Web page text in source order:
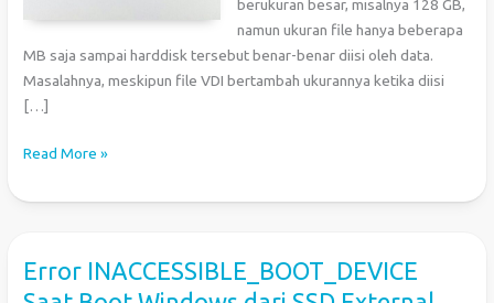
berukuran besar, misalnya 128 GB,
namun ukuran file hanya beberapa
MB saja sampai harddisk tersebut benar-benar diisi oleh data.
Masalahnya, meskipun file VDI bertambah ukurannya ketika diisi
[…]
Mengecilkan
VDI
Read More »
Error INACCESSIBLE_BOOT_DEVICE